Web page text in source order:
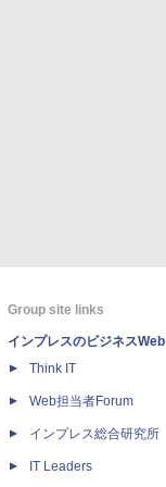
Group site links
インプレスのビジネスWeb
Think IT
Web担当者Forum
インプレス総合研究所
IT Leaders